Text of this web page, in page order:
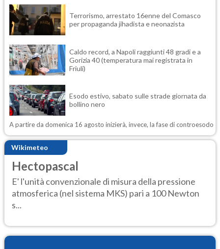
Terrorismo, arrestato 16enne del Comasco
per propaganda jihadista e neonazista
Caldo record, a Napoli raggiunti 48 gradi e a
Gorizia 40 (temperatura mai registrata in
Friuli)
Esodo estivo, sabato sulle strade giornata da
bollino nero
A partire da domenica 16 agosto inizierà, invece, la fase di controesodo
Wikimeteo
Hectopascal
E' l'unità convenzionale di misura della pressione
atmosferica (nel sistema MKS) pari a 100 Newton
s...